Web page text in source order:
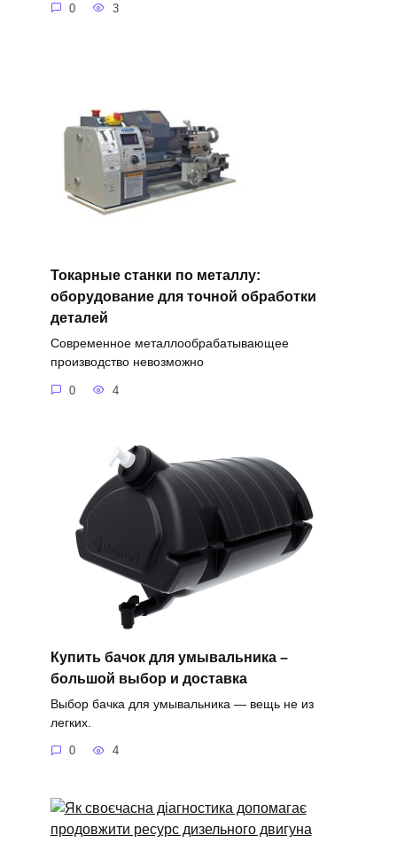
0 3
Токарные станки по металлу:
оборудование для точной обработки
деталей
Современное металлообрабатывающее
производство невозможно
0 4
Купить бачок для умывальника –
большой выбор и доставка
Выбор бачка для умывальника — вещь не из
легких.
0 4